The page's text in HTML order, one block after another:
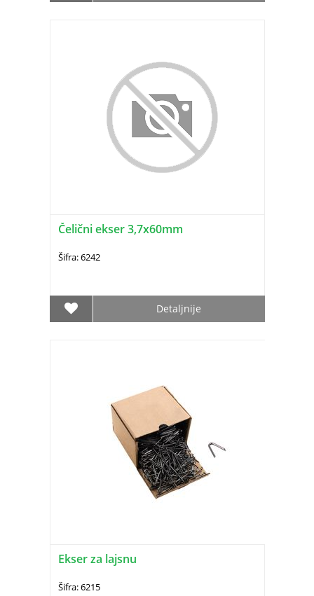
Čelični ekser 3,7x60mm
Šifra: 6242
Detaljnije
Ekser za lajsnu
Šifra: 6215